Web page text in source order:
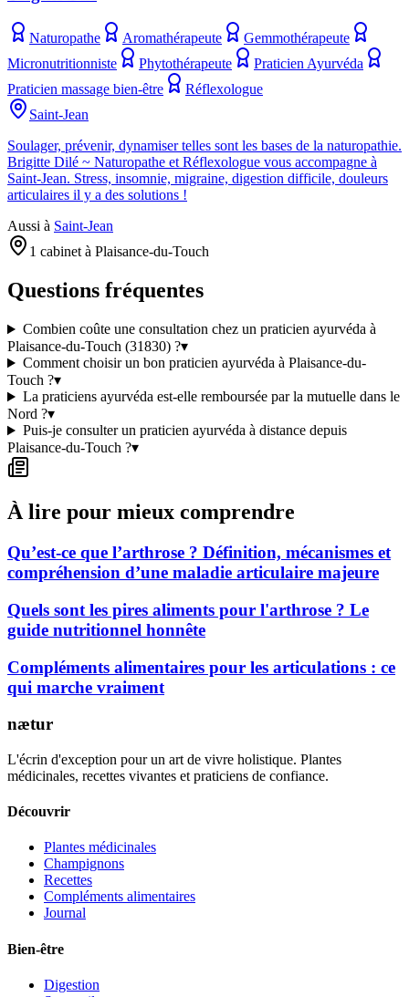
Naturopathe Aromathérapeute
Gemmothérapeute
Micronutritionniste
Phytothérapeute
Praticien Ayurvéda
Praticien massage bien-être
Réflexologue
Saint-Jean
Soulager, prévenir, dynamiser telles sont les bases de la naturopathie.
Brigitte Dilé ~ Naturopathe et Réflexologue vous accompagne à
Saint-Jean. Stress, insomnie, migraine, digestion difficile, douleurs
articulaires il y a des solutions !
Aussi à Saint-Jean
1 cabinet à Plaisance-du-Touch
Questions fréquentes
Combien coûte une consultation chez un praticien ayurvéda à
Plaisance-du-Touch (31830) ?▾
Comment choisir un bon praticien ayurvéda à Plaisance-du-
Touch ?▾
La praticiens ayurvéda est-elle remboursée par la mutuelle dans le
Nord ?▾
Puis-je consulter un praticien ayurvéda à distance depuis
Plaisance-du-Touch ?▾
À lire pour mieux comprendre
Qu’est-ce que l’arthrose ? Définition, mécanismes et
compréhension d’une maladie articulaire majeure
Quels sont les pires aliments pour l'arthrose ? Le
guide nutritionnel honnête
Compléments alimentaires pour les articulations : ce
qui marche vraiment
nætur
L'écrin d'exception pour un art de vivre holistique. Plantes
médicinales, recettes vivantes et praticiens de confiance.
Découvrir
Plantes médicinales
Champignons
Recettes
Compléments alimentaires
Journal
Bien-être
Digestion